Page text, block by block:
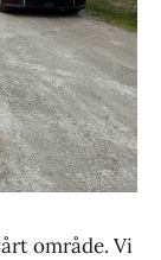
område. Vi